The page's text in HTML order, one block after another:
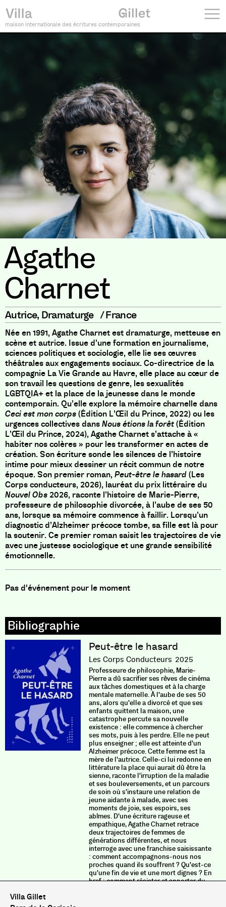
maison internationale des écritures contemporaines
Agathe
Charnet
Autrice, Dramaturge /France
Née en 1991, Agathe Charnet est dramaturge, metteuse en
scène et autrice. Issue d’une formation en journalisme,
sciences politiques et sociologie, elle lie ses œuvres
théâtrales aux engagements sociaux. Co-directrice de la
compagnie La Vie Grande au Havre, elle place au cœur de
son travail les questions de genre, les sexualités
LGBTQIA+ et la place de la jeunesse dans le monde
contemporain. Qu’elle explore la mémoire charnelle dans
Ceci est mon corps(Édition L’Œil du Prince, 2022) ou les
urgences collectives dansNous étions la forêt(Édition
L’Œil du Prince, 2024), Agathe Charnet s’attache à «
habiter nos colères » pour les transformer en actes de
création. Son écriture sonde les silences de l’histoire
intime pour mieux dessiner un récit commun de notre
époque. Son premier roman,Peut-être le hasard(Les
Corps conducteurs, 2026), lauréat du prix littéraire du
Nouvel Obs 2026, raconte l’histoire de Marie-Pierre,
professeure de philosophie divorcée, à l’aube de ses 50
ans, lorsque sa mémoire commence à faillir. Lorsqu’un
diagnostic d’Alzheimer précoce tombe, sa fille est là pour
la soutenir. Ce premier roman saisit les trajectoires de vie
avec une justesse sociologique et une grande sensibilité
émotionnelle.
Pas d'événement pour le moment
Peut-être le hasard
Les Corps Conducteurs 2025
Professeure de philosophie, Marie-
Pierre a dû sacrifier ses rêves de cinéma
aux tâches domestiques et à la charge
mentale maternelle. À l'aube de ses 50
ans, alors qu'elle a divorcé et que ses
enfants quittent la maison, une
catastrophe percute sa nouvelle
existence : elle commence à chercher
ses mots, puis à les perdre. Elle ne peut
plus enseigner ; elle est atteinte d'un
Alzheimer précoce. Cette femme est la
mère de l'autrice. Celle-ci lui redonne en
littérature la place qui aurait dû être la
sienne, raconte l'irruption de la maladie
et ses bouleversements, et un parcours
de soin où s'instaure une relation de
jeune aidante à malade, avec ses
moments de joie, ses espoirs, ses
abîmes. D'une écriture rageuse et
empathique, Agathe Charnet retrace
deux trajectoires de femmes de
générations différentes, et nous
interroge avec une franchise saisissante
: comment accompagnons-nous nos
proches quand ils souffrent ? Qu'est-ce
qu'une fin de vie et une mort dignes ? En
bref : comment résister et apporter du
Villa Gillet